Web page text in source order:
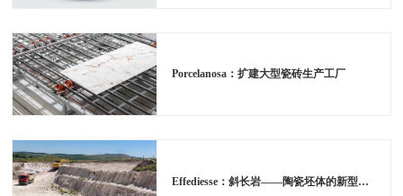
Porcelanosa：扩建大型瓷砖生产工厂
Effediesse：斜长岩——陶瓷坯体的新型原材料